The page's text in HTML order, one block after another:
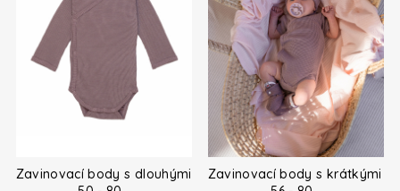
Zavinovací body s dlouhými rukávyZavinovací body s krátkými